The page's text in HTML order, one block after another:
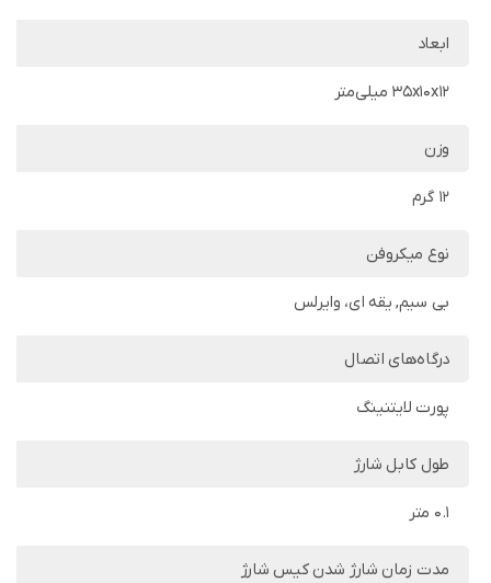
ابعاد
35x10x12 میلی‌متر
وزن
12 گرم
نوع میکروفن
بی سیم, یقه ای، وایرلس
درگاه‌های اتصال
طول کابل شارژ
0.1 متر
مدت زمان شارژ شدن کیس شارژ